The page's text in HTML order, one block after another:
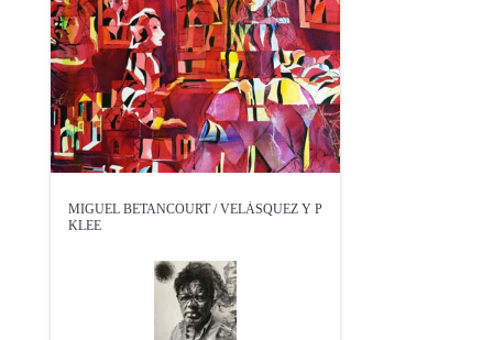
MIGUEL BETANCOURT / VELÁSQUEZ Y P
KLEE